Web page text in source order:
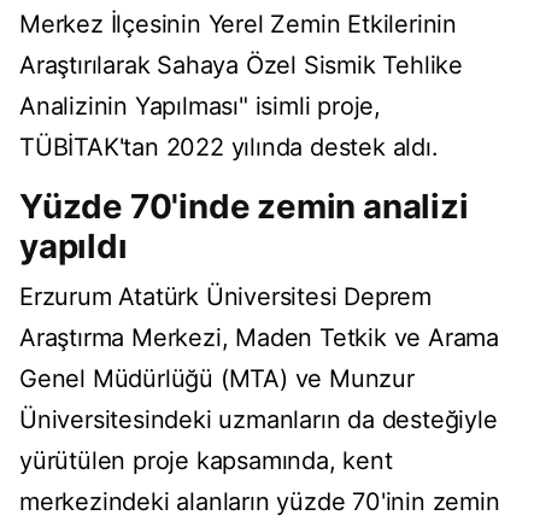
Merkez İlçesinin Yerel Zemin Etkilerinin
Araştırılarak Sahaya Özel Sismik Tehlike
Analizinin Yapılması" isimli proje,
TÜBİTAK'tan 2022 yılında destek aldı.
Yüzde 70'inde zemin analizi
yapıldı
Erzurum Atatürk Üniversitesi Deprem
Araştırma Merkezi, Maden Tetkik ve Arama
Genel Müdürlüğü (MTA) ve Munzur
Üniversitesindeki uzmanların da desteğiyle
yürütülen proje kapsamında, kent
merkezindeki alanların yüzde 70'inin zemin